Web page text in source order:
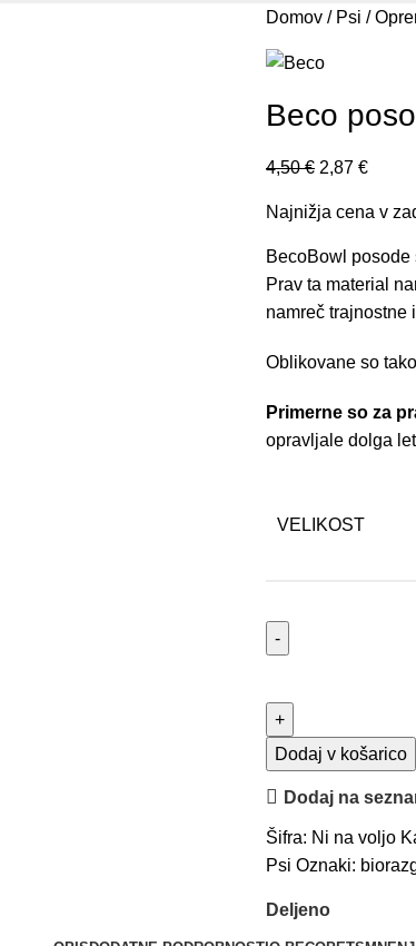
Domov Psi
Beco
4,50€ 2,87 €
Najnižja cena v
BecoBowl posode
Prav ta material
namreč trajnostne
Oblikovane so
Primerne so za
opravljale dolga
VELIKOST
Dodaj v košarico
Dodaj na
Šifra: Ni na voljo
Psi Oznaki:
Deljeno